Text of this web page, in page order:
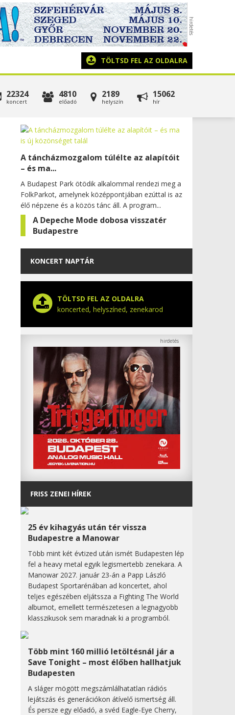
TÖLTSD FEL AZ OLDALRA
22324
koncert
4810
előadó
2189
helyszín
15062
hír
A táncházmozgalom túlélte az alapítóit
– és ma...
A Budapest Park ötödik alkalommal rendezi meg a
FolkParkot, amelynek középpontjában ezúttal is az
élő népzene és a közös tánc áll. A program...
A Depeche Mode dobosa visszatér
Budapestre
KONCERT NAPTÁR
TÖLTSD FEL AZ OLDALRA
koncerted, helyszíned, zenekarod
FRISS ZENEI HÍREK
25 év kihagyás után tér vissza
Budapestre a Manowar
Több mint két évtized után ismét Budapesten lép
fel a heavy metal egyik legismertebb zenekara. A
Manowar 2027. január 23-án a Papp László
Budapest Sportarénában ad koncertet, ahol
teljes egészében eljátssza a Fighting The World
albumot, emellett természetesen a legnagyobb
klasszikusok sem maradnak ki a programból.
Több mint 160 millió letöltésnál jár a
Save Tonight – most élőben hallhatjuk
Budapesten
A sláger mögött megszámlálhatatlan rádiós
lejátszás és generációkon átívelő ismertség áll.
És persze egy előadó, a svéd Eagle-Eye Cherry,